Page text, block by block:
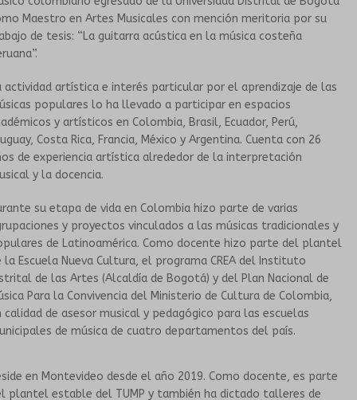
TALLERES PARA PERSONAS MAYORES
GRUPOS SONANTES
EN INSTITUCIONES EDUCATIVAS
HISTORIA
PROPUESTAS ARTÍSTICAS
CORO DEL TUMP
ORQUESTA INESTABLE
GALERÍA
CONVENIOS
HISTORIA
PROPUESTAS ARTÍSTICAS
CONTACTO
Maestro en Artes Musicales con mención meritoria por su
de tesis: “La guitarra acústica en la música costeña
actividad artística e interés particular por el aprendizaje de las
populares lo ha llevado a participar en espacios
y artísticos en Colombia, Brasil, Ecuador, Perú,
Costa Rica, Francia, México y Argentina. Cuenta con 26
de experiencia artística alrededor de la interpretación
y la docencia.
su etapa de vida en Colombia hizo parte de varias
y proyectos vinculados a las músicas tradicionales y
de Latinoamérica. Como docente hizo parte del plantel
la Escuela Nueva Cultura, el programa CREA del Instituto
de las Artes (Alcaldía de Bogotá) y del Plan Nacional de
Para la Convivencia del Ministerio de Cultura de Colombia,
calidad de asesor musical y pedagógico para las escuelas
de música de cuatro departamentos del país.
en Montevideo desde el año 2019. Como docente, es parte
plantel estable del TUMP y también ha dictado talleres de